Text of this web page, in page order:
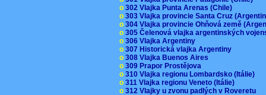
o 302 Vlajka Punta Arenas (Chile)
o 303 Vlajka provincie Santa Cruz
o 304 Vlajka provincie Ohňová země
o 305 Čelenová vlajka argentinských
o 306 Vlajka Argentiny
o 307 Historická vlajka Argentiny
o 308 Vlajka Buenos Aires
o 309 Prapor Prostějova
o 310 Vlajka regionu Lombardsko (Itálie)
o 311 Vlajka regionu Veneto (Itálie)
o 312 Vlajky u zvonu padlých v Roveretu